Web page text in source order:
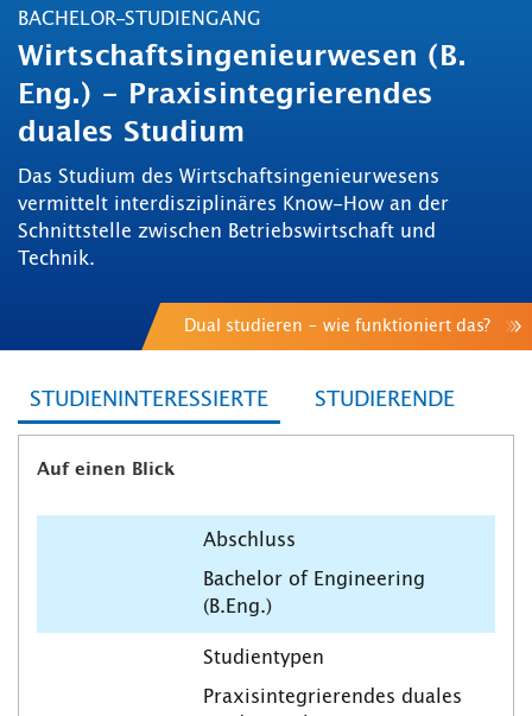
BACHELOR-STUDIENGANG
Wirtschaftsingenieurwesen (B.
Eng.) - Praxisintegrierendes
duales Studium
Das Studium des Wirtschaftsingenieurwesens
vermittelt interdisziplinäres Know-How an der
Schnittstelle zwischen Betriebswirtschaft und
Technik.
Dual studieren – wie funktioniert das?
STUDIENINTERESSIERTE STUDIERENDE
Auf einen Blick
Abschluss
Bachelor of Engineering
(B.Eng.)
Studientypen
Praxisintegrierendes duales